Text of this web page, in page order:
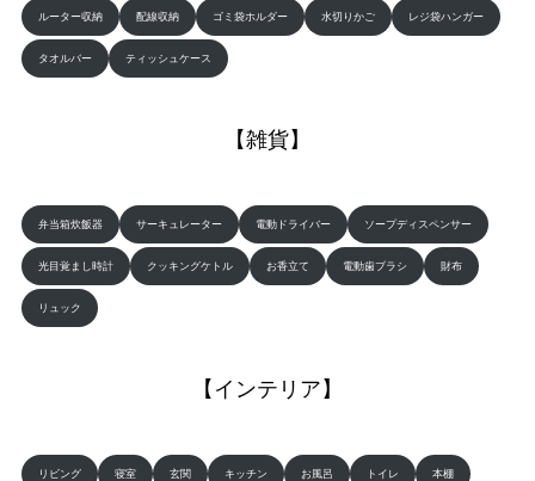
ルーター収納 配線収納 ゴミ袋ホルダー 水切りかご レジ袋ハンガー
タオルバー ティッシュケース
【雑貨】
弁当箱炊飯器 サーキュレーター 電動ドライバー ソープディスペンサー
光目覚まし時計 クッキングケトル お香立て 電動歯ブラシ 財布
リュック
【インテリア】
リビング 寝室 玄関 キッチン お風呂 トイレ 本棚